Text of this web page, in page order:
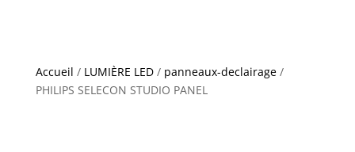
Accueil / LUMIÈRE LED/ panneaux-declairage/
PHILIPS SELECON STUDIO PANEL